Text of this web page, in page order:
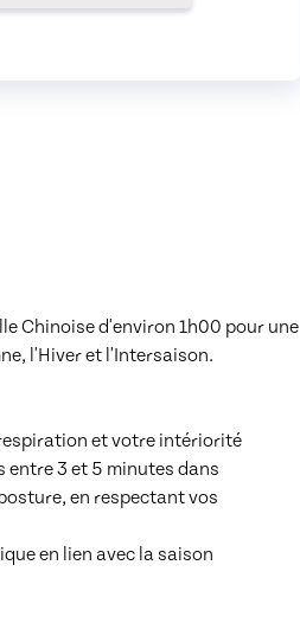
Chinoise d'environ 1h00 pour une
l'Hiver et l'Intersaison.
et votre intériorité
entre 3 et 5 minutes dans
en respectant vos
en lien avec la saison